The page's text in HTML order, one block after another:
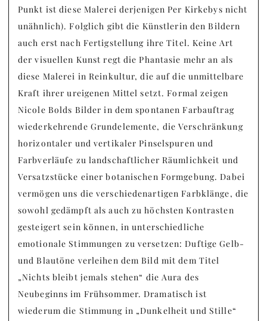
Punkt ist diese Malerei derjenigen Per Kirkebys nicht
unähnlich). Folglich gibt die Künstlerin den Bildern
auch erst nach Fertigstellung ihre Titel. Keine Art
der visuellen Kunst regt die Phantasie mehr an als
diese Malerei in Reinkultur, die auf die unmittelbare
Kraft ihrer ureigenen Mittel setzt. Formal zeigen
Nicole Bolds Bilder in dem spontanen Farbauftrag
wiederkehrende Grundelemente, die Verschränkung
horizontaler und vertikaler Pinselspuren und
Farbverläufe zu landschaftlicher Räumlichkeit und
Versatzstücke einer botanischen Formgebung. Dabei
vermögen uns die verschiedenartigen Farbklänge, die
sowohl gedämpft als auch zu höchsten Kontrasten
gesteigert sein können, in unterschiedliche
emotionale Stimmungen zu versetzen: Duftige Gelb-
und Blautöne verleihen dem Bild mit dem Titel
„Nichts bleibt jemals stehen“ die Aura des
Neubeginns im Frühsommer. Dramatisch ist
wiederum die Stimmung in „Dunkelheit und Stille“